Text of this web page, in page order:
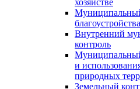
хозяйстве
благоустройства
Внутренний
контроль
и
природных
Земельный